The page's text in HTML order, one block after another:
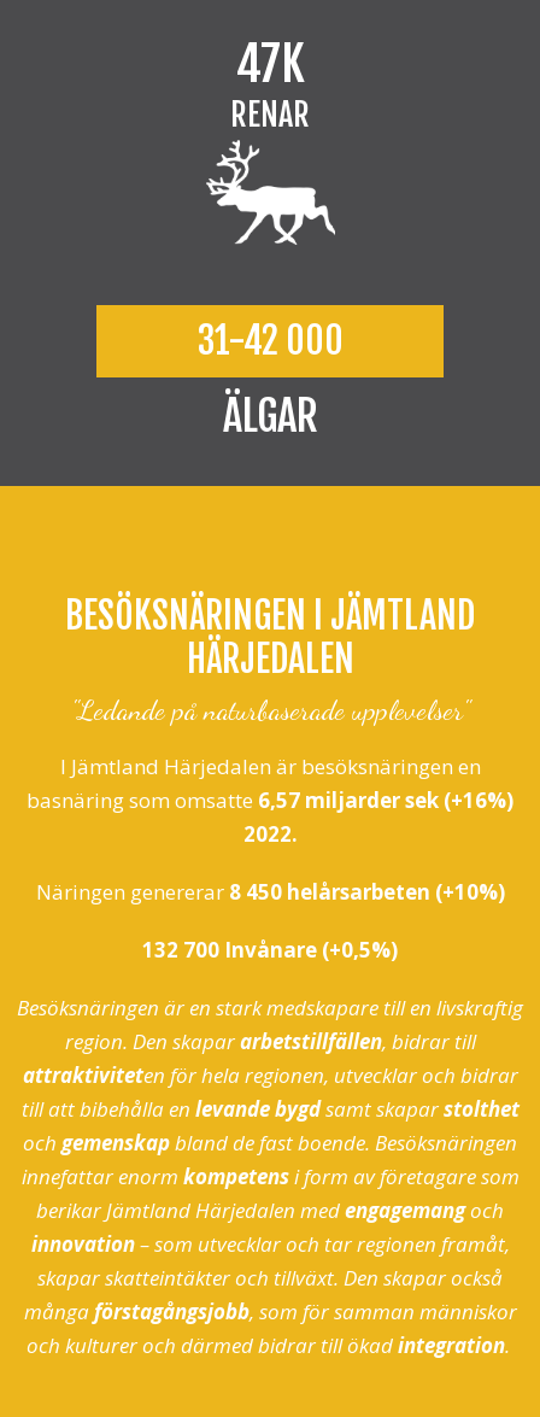
47K
RENAR
31-42 000
ÄLGAR
BESÖKSNÄRINGEN I JÄMTLAND
HÄRJEDALEN
"Ledande på naturbaserade upplevelser"
I Jämtland Härjedalen är besöksnäringen en
basnäring som omsatte 6,57 miljardersek (+16%)
2022.
Näringen genererar8 450 helårsarbeten (+10%)
132 700 Invånare (+0,5%)
Besöksnäringen är en stark medskapare till en livskraftig
region. Den skapararbetstillfällen, bidrar till
attraktiviteten för hela regionen, utvecklar och bidrar
till att bibehålla en levande bygdsamt skaparstolthet
och gemenskapbland de fast boende. Besöksnäringen
innefattar enorm kompetensi form av företagare som
berikar Jämtland Härjedalen medengagemangoch
innovation– som utvecklar och tar regionen framåt,
skapar skatteintäkter och tillväxt. Den skapar också
mångaförstagångsjobb, som för samman människor
och kulturer och därmed bidrar till ökadintegration.